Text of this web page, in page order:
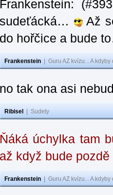
Frankenstein:
sudeťácká…
Až
do hořčice a bude
Frankenstein Guru AZ kvízu... A
no tak ona asi
Ribisel Sudety
Ňáká úchylka tam
až když bude pozdě
Frankenstein Guru AZ kvízu... A